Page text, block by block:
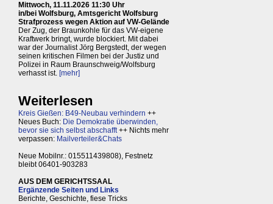
Mittwoch, 11.11.2026 11:30 Uhr
in/bei Wolfsburg, Amtsgericht Wolfsburg
Strafprozess wegen Aktion auf VW-Gelände
Der Zug, der Braunkohle für das VW-eigene
Kraftwerk bringt, wurde blockiert. Mit dabei
war der Journalist Jörg Bergstedt, der wegen
seinen kritischen Filmen bei der Justiz und
Polizei in Raum Braunschweig/Wolfsburg
verhasst ist. [mehr]
Weiterlesen
Kreis Gießen: B49-Neubau verhindern ++
Neues Buch: Die Demokratie überwinden,
bevor sie sich selbst abschafft++ Nichts mehr
verpassen: Mailverteiler&Chats
Neue Mobilnr.: 015511439808), Festnetz
bleibt 06401-903283
AUS DEM GERICHTSSAAL
Ergänzende Seiten und Links
Berichte, Geschichte, fiese Tricks